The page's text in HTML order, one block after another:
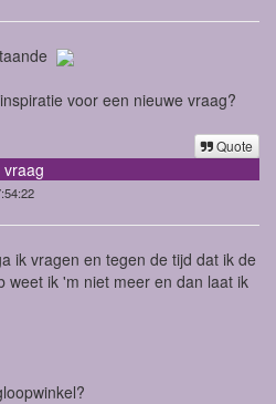
voor een nieuwe vraag?
Quote
ik vragen en tegen de tijd dat ik de
weet ik 'm niet meer en dan laat ik